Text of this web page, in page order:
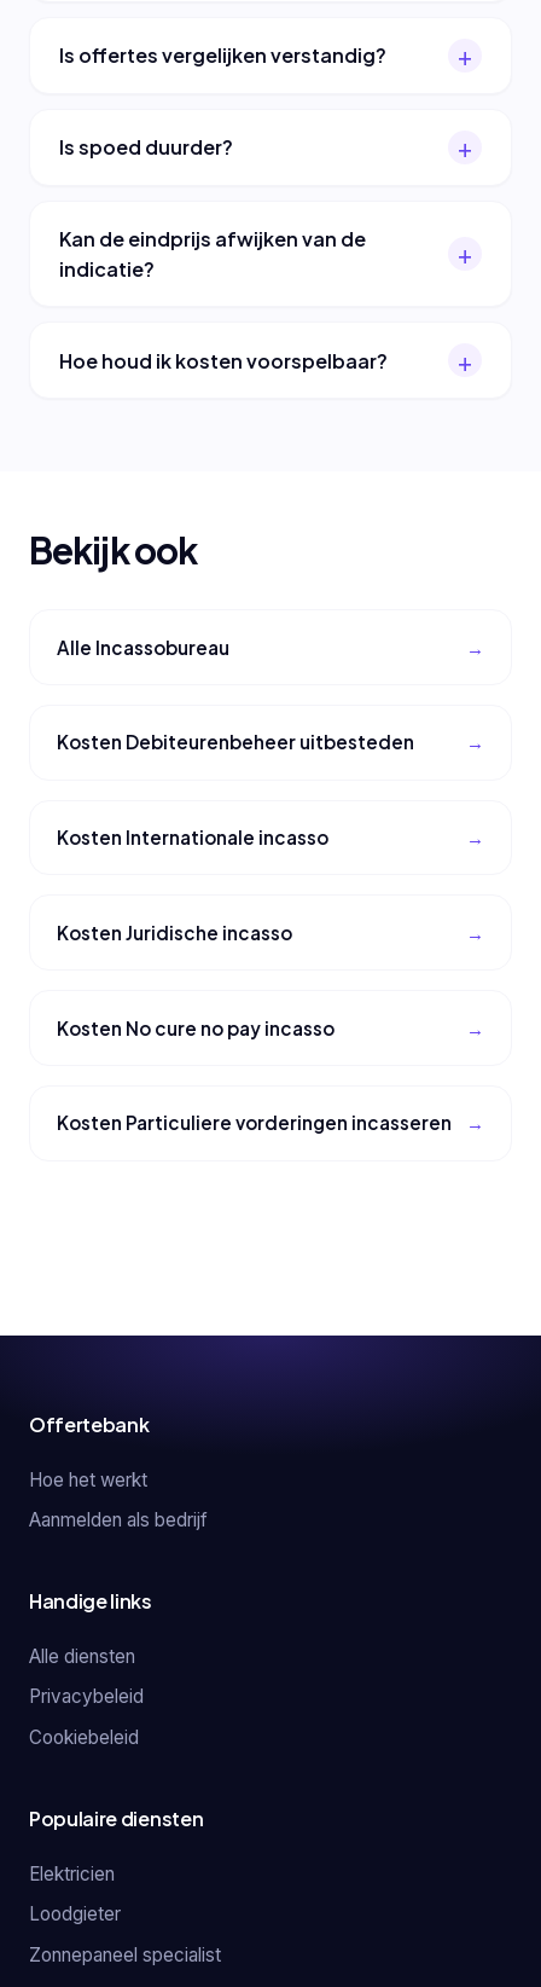
Is offertes vergelijken verstandig?
Is spoed duurder?
Kan de eindprijs afwijken van de
indicatie?
Hoe houd ik kosten voorspelbaar?
Bekijk ook
Alle Incassobureau
Kosten Debiteurenbeheer uitbesteden
Kosten Internationale incasso
Kosten Juridische incasso
Kosten No cure no pay incasso
Kosten Particuliere vorderingen incasseren
Offertebank
Hoe het werkt
Aanmelden als bedrijf
Handige links
Alle diensten
Privacybeleid
Cookiebeleid
Populaire diensten
Elektricien
Loodgieter
Zonnepaneel specialist